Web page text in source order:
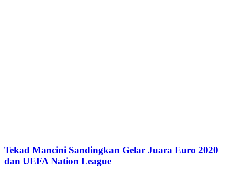
Tekad Mancini Sandingkan Gelar Juara Euro 2020
dan UEFA Nation League